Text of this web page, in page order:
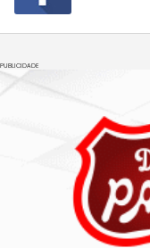
PUBLICIDADE